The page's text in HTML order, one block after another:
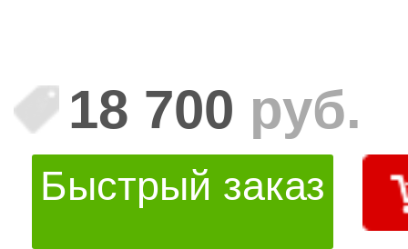
18 700 руб.
Быстрый заказ